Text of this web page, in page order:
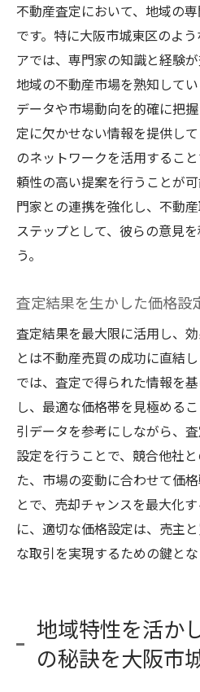
初回査定時に確認す
現地調査の重要性と
査定後のフィードバ
不動産査定に関連す
査定結果を基にした
不動産査定において、地域の
です。特に大阪市城東区のよ
アでは、専門家の知識と経験が
地域の不動産市場を熟知して
データや市場動向を的確に把
定に欠かせない情報を提供し
のネットワークを活用するこ
頼性の高い提案を行うことが
門家との連携を強化し、不動
ステップとして、彼らの意見
う。
査定結果を生かした価格設
査定結果を最大限に活用し、
とは不動産売買の成功に直結
では、査定で得られた情報を
し、最適な価格帯を見極める
引データを参考にしながら、
設定を行うことで、競合他社
た、市場の変動に合わせて価
とで、売却チャンスを最大化
に、適切な価格設定は、売主
な取引を実現するための鍵とな
地域特性を活か
の秘訣を大阪市